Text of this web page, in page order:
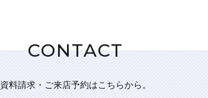
CONTACT
資料請求・ご来店予約はこちらから。